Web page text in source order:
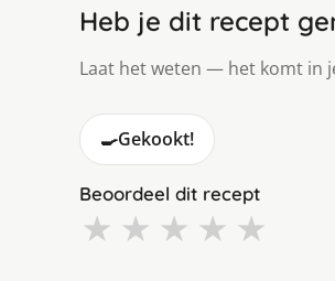
Heb je dit recept
Laat het weten — het komt in
🍳Gekookt!
Beoordeel dit recept
★ ★ ★ ★ ★